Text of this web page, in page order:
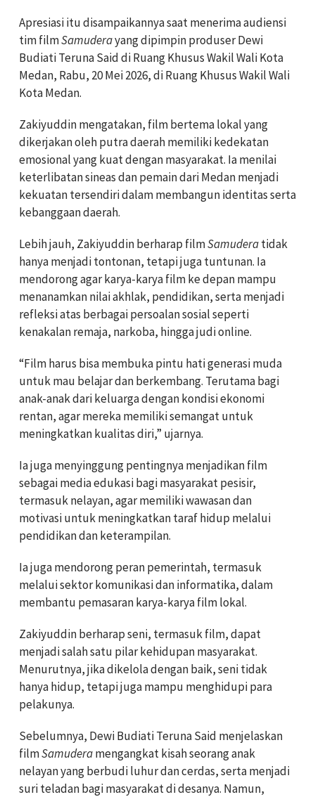
Apresiasi itu disampaikannya saat menerima audiensi
tim filmSamuderayang dipimpin produser Dewi
Budiati Teruna Said di Ruang Khusus Wakil Wali Kota
Medan, Rabu, 20 Mei 2026, di Ruang Khusus Wakil Wali
Kota Medan.
Zakiyuddin mengatakan, film bertema lokal yang
dikerjakan oleh putra daerah memiliki kedekatan
emosional yang kuat dengan masyarakat. Ia menilai
keterlibatan sineas dan pemain dari Medan menjadi
kekuatan tersendiri dalam membangun identitas serta
kebanggaan daerah.
Lebih jauh, Zakiyuddin berharap filmSamuderatidak
hanya menjadi tontonan, tetapi juga tuntunan. Ia
mendorong agar karya-karya film ke depan mampu
menanamkan nilai akhlak, pendidikan, serta menjadi
refleksi atas berbagai persoalan sosial seperti
kenakalan remaja, narkoba, hingga judi online.
“Film harus bisa membuka pintu hati generasi muda
untuk mau belajar dan berkembang. Terutama bagi
anak-anak dari keluarga dengan kondisi ekonomi
rentan, agar mereka memiliki semangat untuk
meningkatkan kualitas diri,” ujarnya.
Ia juga menyinggung pentingnya menjadikan film
sebagai media edukasi bagi masyarakat pesisir,
termasuk nelayan, agar memiliki wawasan dan
motivasi untuk meningkatkan taraf hidup melalui
pendidikan dan keterampilan.
Ia juga mendorong peran pemerintah, termasuk
melalui sektor komunikasi dan informatika, dalam
membantu pemasaran karya-karya film lokal.
Zakiyuddin berharap seni, termasuk film, dapat
menjadi salah satu pilar kehidupan masyarakat.
Menurutnya, jika dikelola dengan baik, seni tidak
hanya hidup, tetapi juga mampu menghidupi para
pelakunya.
Sebelumnya, Dewi Budiati Teruna Said menjelaskan
filmSamuderamengangkat kisah seorang anak
nelayan yang berbudi luhur dan cerdas, serta menjadi
suri teladan bagi masyarakat di desanya. Namun,